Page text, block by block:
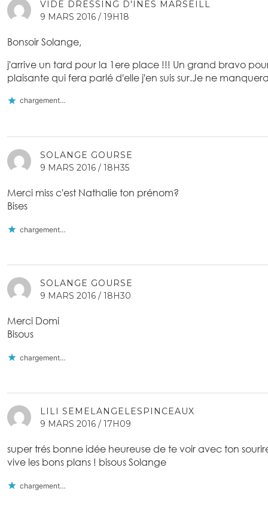
VIDE DRESSING D'INES MARSEILL
9 MARS 2016 / 19H18
Bonsoir Solange,
j'arrive un tard pour la 1ere place !!! Un grand bravo
plaisante qui fera parlé d'elle j'en suis sur.Je ne
chargement…
SOLANGE GOURSE
9 MARS 2016 / 18H35
Merci miss c'est Nathalie ton prénom?
Bises
chargement…
SOLANGE GOURSE
9 MARS 2016 / 18H30
Merci Domi
Bisous
chargement…
LILI SEMELANGELESPINCEAUX
9 MARS 2016 / 17H09
super trés bonne idée heureuse de te voir avec ton
vive les bons plans ! bisous Solange
chargement…